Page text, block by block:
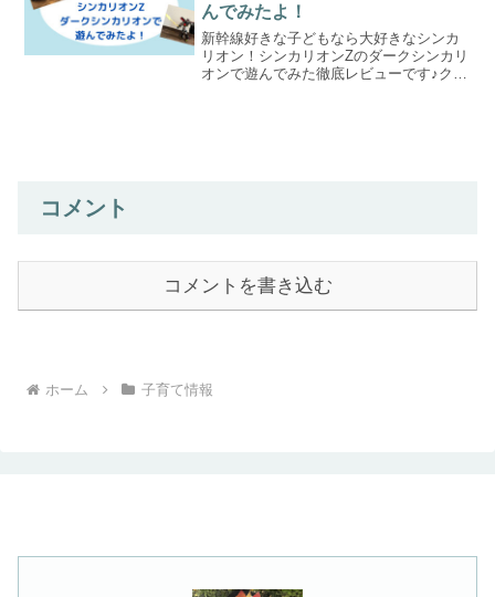
んでみたよ！
新幹線好きな子どもなら大好きなシンカ
リオン！シンカリオンZのダークシンカリ
オンで遊んでみた徹底レビューです♪クリ
コメント
コメントを書き込む
ホーム 子育て情報